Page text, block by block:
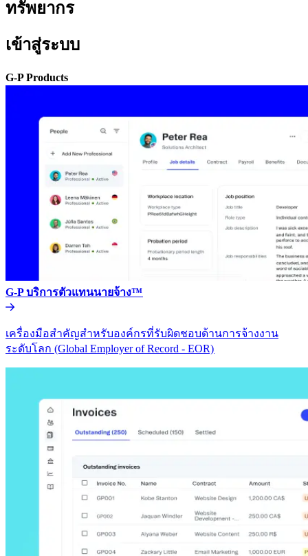
ทรัพยากร​​
เข้าสู่ระบบ​​
G-P Products​​
G-P บริการตัวแทนนายจ้าง™​​
เครื่องมือสำคัญสำหรับองค์กรที่รับผิดชอบด้านการจ้างงาน
ระดับโลก (Global Employer of Record - EOR)​​